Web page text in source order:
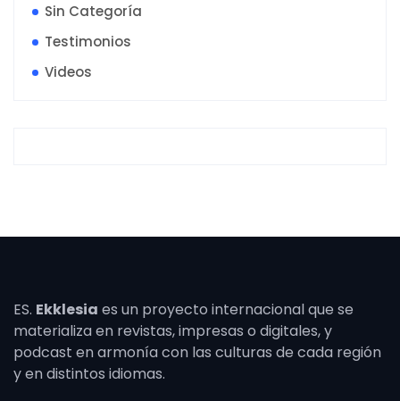
Sin Categoría
Testimonios
Videos
ES. Ekklesia es un proyecto internacional que se
materializa en revistas, impresas o digitales, y
podcast en armonía con las culturas de cada región
y en distintos idiomas.